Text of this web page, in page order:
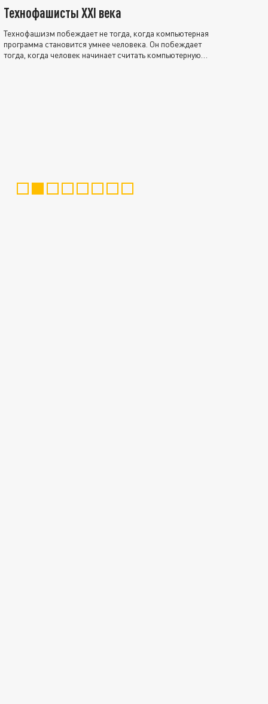
Технофашисты XXI века
Технофашизм побеждает не тогда, когда компьютерная
программа становится умнее человека. Он побеждает
тогда, когда человек начинает считать компьютерную